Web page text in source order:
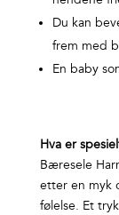
Du kan
frem med
En baby
Hva er
Bæresele
etter en myk
følelse. Et